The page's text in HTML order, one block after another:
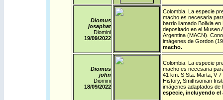
Diomus
josaphat
Diomini
19/09/2022
Colombia. La especie
macho es necesaria
barrio llamado Bolivia
depositado en el Museo
Argentina (MACN).
imágenes de Gordon
macho.
Diomus
john
Diomini
18/09/2022
Colombia. La especie
macho es necesaria
41 km. S Sta. Marta, V-
History, Smithsonian
imágenes adaptados
especie, incluyendo el